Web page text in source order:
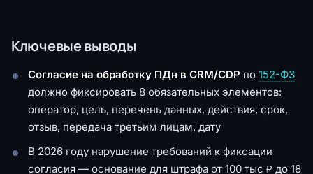
Ключевые выводы
Согласие на обработку ПДн в CRM/CDP по 152-ФЗ
должно фиксировать 8 обязательных элементов:
оператор, цель, перечень данных, действия, срок,
отзыв, передача третьим лицам, дату
В 2026 году нарушение требований к фиксации
согласия — основание для штрафа от 100 тыс ₽ до 18